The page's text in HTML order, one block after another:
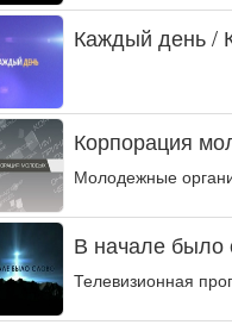
Каждый день /
Корпорация
Молодежные
В начале было
Телевизионная